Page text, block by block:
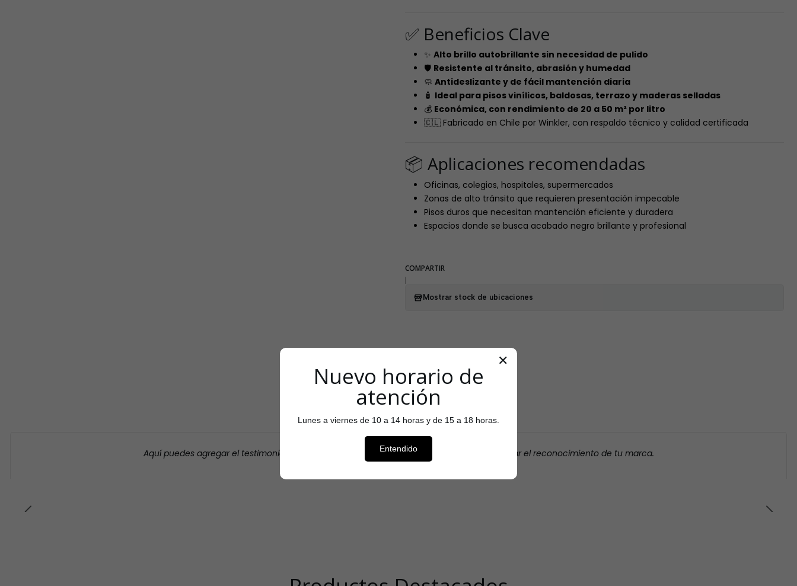
✅ Beneficios Clave
✨ Alto brillo autobrillante sin necesidad de pulido
🛡️ Resistente al tránsito, abrasión y humedad
🧼 Antideslizante y de fácil mantención diaria
🧴 Ideal para pisos vinílicos, baldosas, terrazo y maderas selladas
💰 Económica, con rendimiento de 20 a 50 m² por litro
🇨🇱 Fabricado en Chile por Winkler, con respaldo técnico y calidad certificada
📦 Aplicaciones recomendadas
Oficinas, colegios, hospitales, supermercados
Zonas de alto tránsito que requieren presentación impecable
Pisos duros que necesitan mantención eficiente y duradera
Espacios donde se busca acabado negro brillante y profesional
COMPARTIR
Mostrar stock de ubicaciones
Testimonios
Aquí puedes agregar el testimonio que cada cliente entregó sobre tu tienda para aumentar el reconocimiento de tu marca.
✕
Nuevo horario de
atención
Lunes a viernes de 10 a 14 horas y de 15 a 18 horas.
Entendido